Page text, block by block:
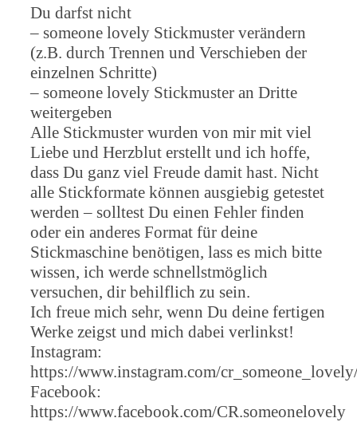
Du darfst nicht
– someone lovely Stickmuster verändern
(z.B. durch Trennen und Verschieben der
einzelnen Schritte)
– someone lovely Stickmuster an Dritte
weitergeben
Alle Stickmuster wurden von mir mit viel
Liebe und Herzblut erstellt und ich hoffe,
dass Du ganz viel Freude damit hast. Nicht
alle Stickformate können ausgiebig getestet
werden – solltest Du einen Fehler finden
oder ein anderes Format für deine
Stickmaschine benötigen, lass es mich bitte
wissen, ich werde schnellstmöglich
versuchen, dir behilflich zu sein.
Ich freue mich sehr, wenn Du deine fertigen
Werke zeigst und mich dabei verlinkst!
Instagram:
https://www.instagram.com/
Facebook:
https://www.facebook.com/CR.someonelovely